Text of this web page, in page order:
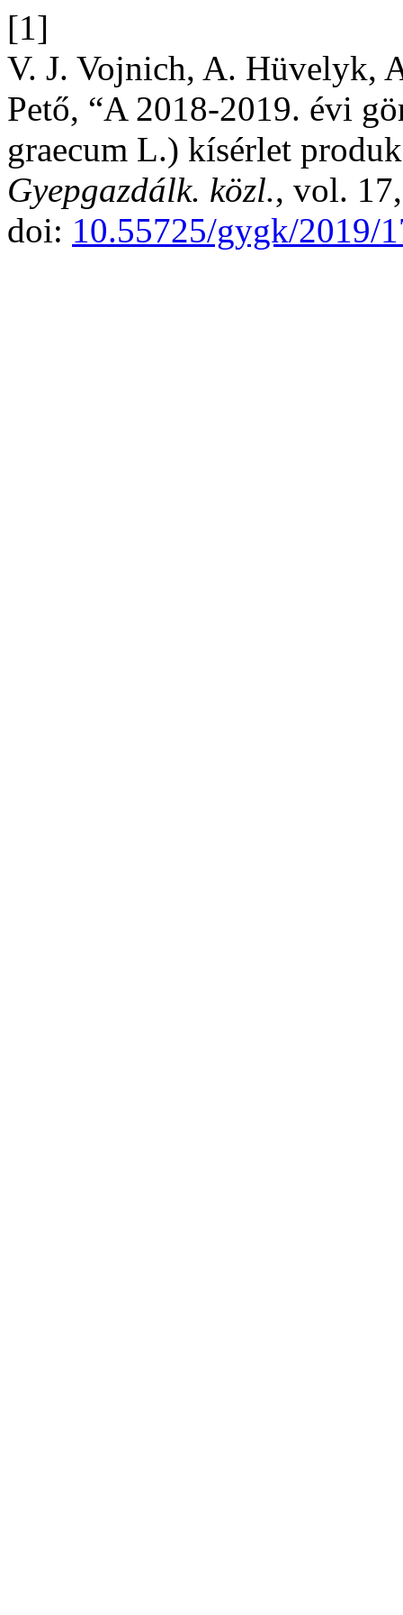
[1]
V. J. Vojnich, A. Hüvelyk,
Pető, “A 2018-2019. évi
graecum L.) kísérlet
Gyepgazdálk. közl., vol.
doi: 10.55725/gygk/2019/